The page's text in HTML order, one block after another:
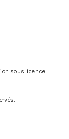
sous licence.